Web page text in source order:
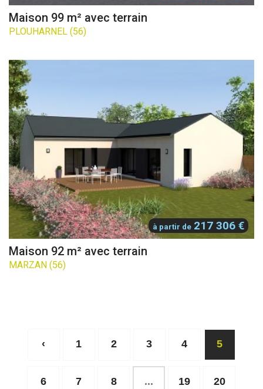
Maison 99 m² avec terrain
PLOUHARNEL (56)
à partir de 217 306 €
Maison 92 m² avec terrain
MARZAN (56)
‹ 1 2 3 4 5
6 7 8 ... 19 20